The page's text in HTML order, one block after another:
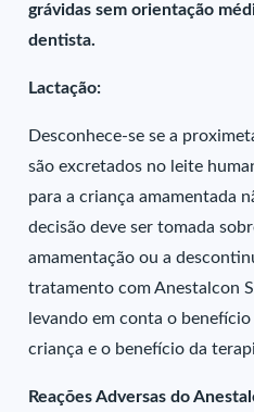
grávidas sem orientação
dentista.
Lactação:
Desconhece-se se a
são excretados no leite
para a criança amamentada
decisão deve ser tomada
amamentação ou a
tratamento com Anestalcon
levando em conta o
criança e o benefício da
Reações Adversas do